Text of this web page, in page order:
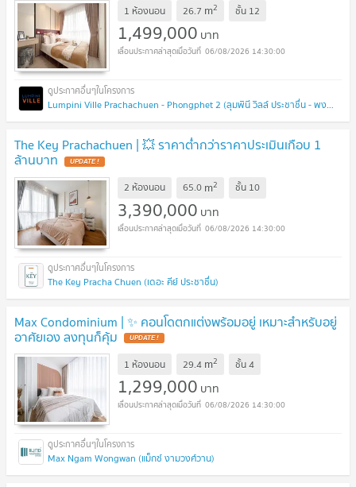
1 ห้องนอน 26.7 m2 ชั้น 12
1,499,000 บาท
06/08/2026 14:30:00
Lumpini Ville Prachachuen - Phongphet 2 (ลุมพินี วิลล์ ประชาชื่น - พงษ์เพชร 2)
The Key Prachachuen | 💥 ราคาต่ำกว่าราคาประเมินเกือบ 1
ล้านบาท UPDATE !
2 ห้องนอน 65.0 m2 ชั้น 10
3,390,000 บาท
06/08/2026 14:30:00
The Key Pracha Chuen (เดอะ คีย์ ประชาชื่น)
Max Condominium | ✨ คอนโดตกแต่งพร้อมอยู่ เหมาะสำหรับอยู่
อาศัยเอง ลงทุนก็คุ้ม UPDATE !
1 ห้องนอน 29.4 m2 ชั้น4
1,299,000 บาท
06/08/2026 14:30:00
Max Ngam Wongwan (แม็กซ์ งามวงศ์วาน)